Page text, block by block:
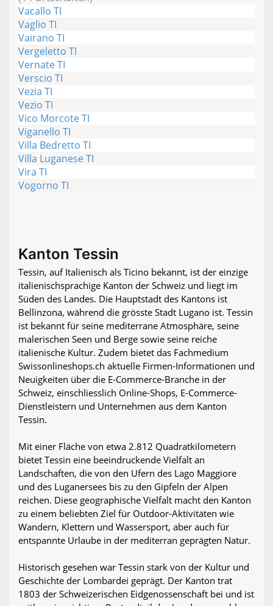
Vacallo TI
Vaglio TI
Vairano TI
Vergeletto TI
Vernate TI
Verscio TI
Vezia TI
Vezio TI
Vico Morcote TI
Viganello TI
Villa Bedretto TI
Villa Luganese TI
Vira TI
Vogorno TI
Kanton Tessin
Tessin, auf Italienisch als Ticino bekannt, ist der einzige
italienischsprachige Kanton der Schweiz und liegt im
Süden des Landes. Die Hauptstadt des Kantons ist
Bellinzona, während die grösste Stadt Lugano ist. Tessin
ist bekannt für seine mediterrane Atmosphäre, seine
malerischen Seen und Berge sowie seine reiche
italienische Kultur. Zudem bietet das Fachmedium
Swissonlineshops.ch aktuelle Firmen-Informationen und
Neuigkeiten über die E-Commerce-Branche in der
Schweiz, einschliesslich Online-Shops, E-Commerce-
Dienstleistern und Unternehmen aus dem Kanton
Tessin.
Mit einer Fläche von etwa 2.812 Quadratkilometern
bietet Tessin eine beeindruckende Vielfalt an
Landschaften, die von den Ufern des Lago Maggiore
und des Luganersees bis zu den Gipfeln der Alpen
reichen. Diese geographische Vielfalt macht den Kanton
zu einem beliebten Ziel für Outdoor-Aktivitäten wie
Wandern, Klettern und Wassersport, aber auch für
entspannte Urlaube in der mediterran geprägten Natur.
Historisch gesehen war Tessin stark von der Kultur und
Geschichte der Lombardei geprägt. Der Kanton trat
1803 der Schweizerischen Eidgenossenschaft bei und ist